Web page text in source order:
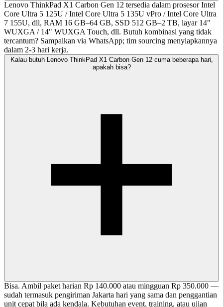
Lenovo ThinkPad X1 Carbon Gen 12 tersedia dalam prosesor Intel
Core Ultra 5 125U / Intel Core Ultra 5 135U vPro / Intel Core Ultra
7 155U, dll, RAM 16 GB–64 GB, SSD 512 GB–2 TB, layar 14"
WUXGA / 14" WUXGA Touch, dll. Butuh kombinasi yang tidak
tercantum? Sampaikan via WhatsApp; tim sourcing menyiapkannya
dalam 2-3 hari kerja.
Kalau butuh Lenovo ThinkPad X1 Carbon Gen 12 cuma beberapa hari,
apakah bisa?
Bisa. Ambil paket harian Rp 140.000 atau mingguan Rp 350.000 —
sudah termasuk pengiriman Jakarta hari yang sama dan penggantian
unit cepat bila ada kendala. Kebutuhan event, training, atau ujian